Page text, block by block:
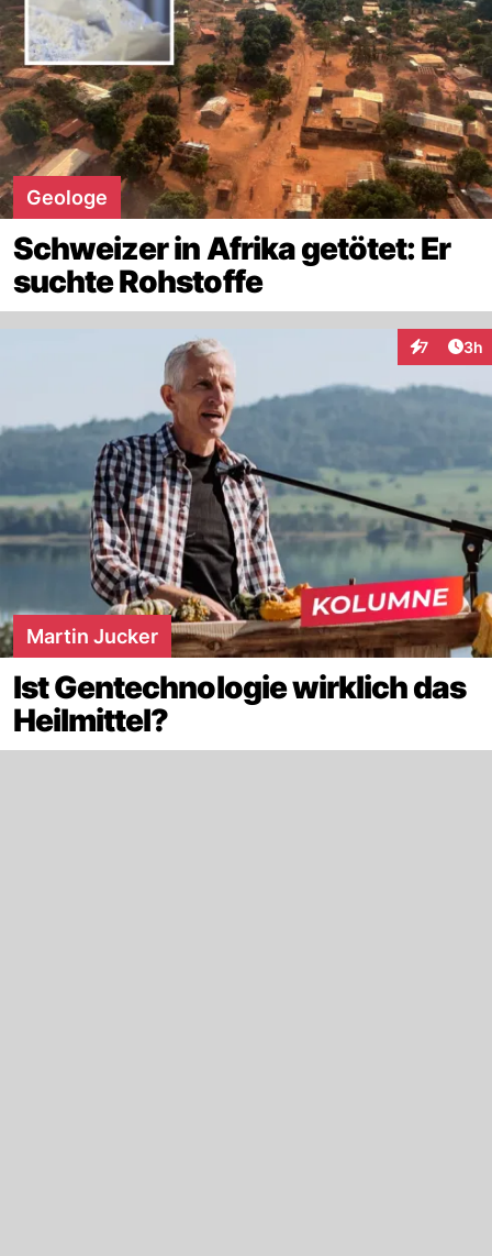
Geologe
Schweizer in Afrika getötet: Er
suchte Rohstoffe
7 3h
Martin Jucker
Ist Gentechnologie wirklich das
Heilmittel?